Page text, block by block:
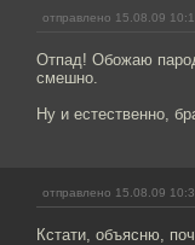
отправлено 15.08.09
Отпад! Обожаю
смешно.
Ну и естественно,
отправлено 15.08.09
Кстати, объясню,